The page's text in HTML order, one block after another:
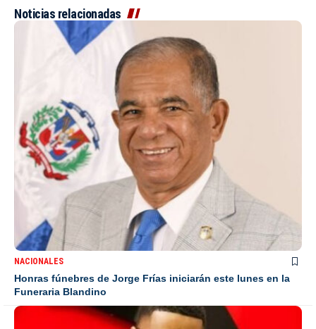
Noticias relacionadas
NACIONALES
Honras fúnebres de Jorge Frías iniciarán este lunes en la
Funeraria Blandino